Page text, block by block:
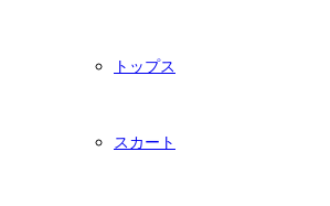
トップス
スカート